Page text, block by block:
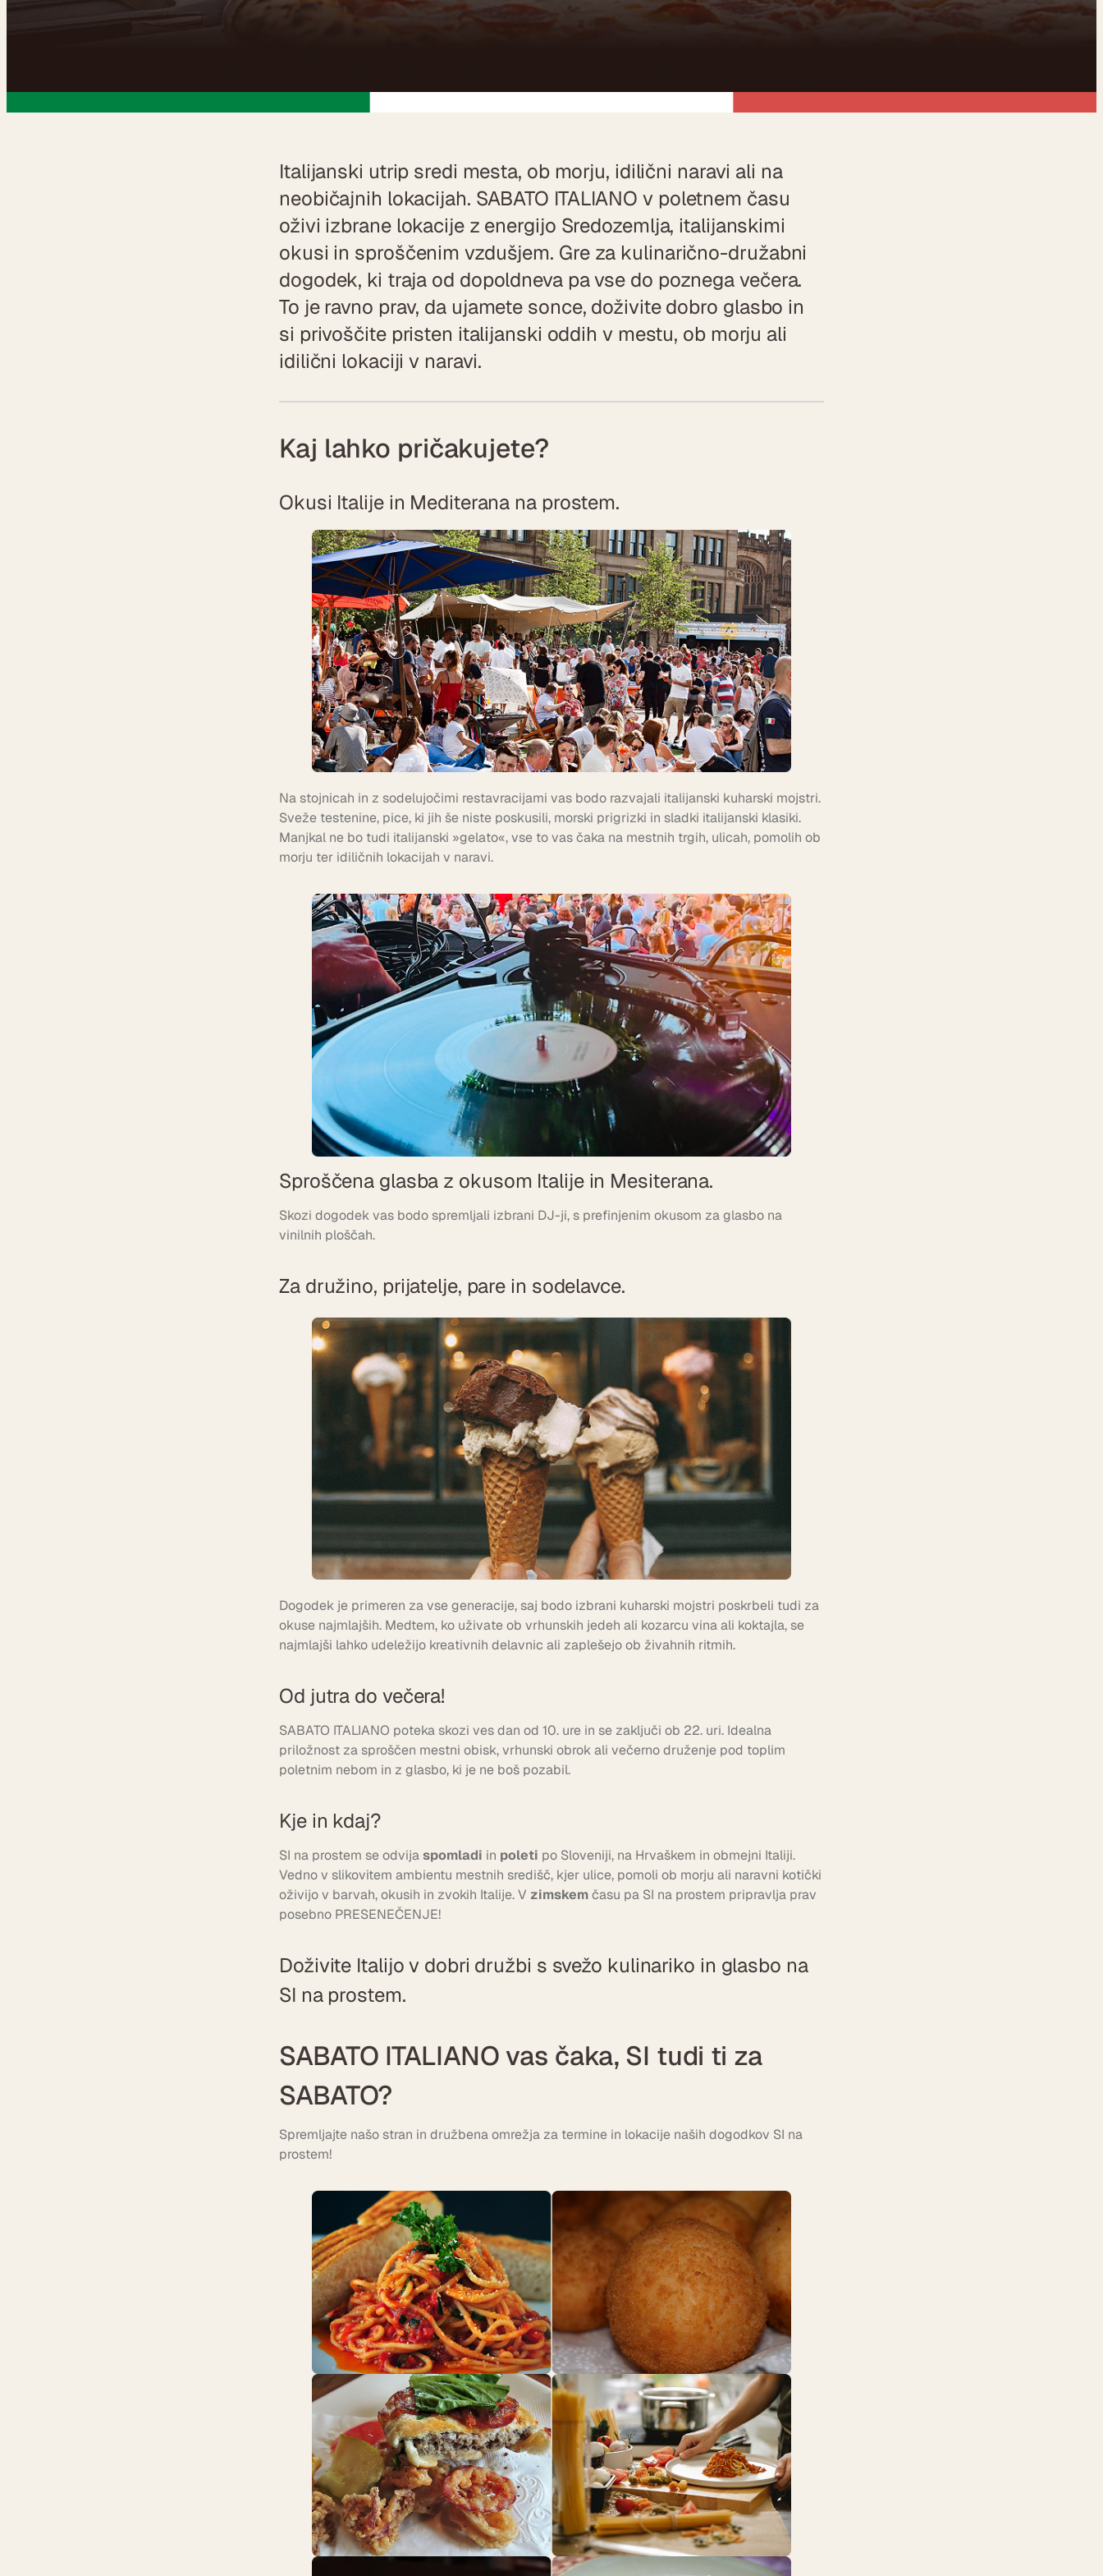
Italijanski utrip sredi mesta, ob morju, idilični naravi ali na
neobičajnih lokacijah. SABATO ITALIANO v poletnem času
oživi izbrane lokacije z energijo Sredozemlja, italijanskimi
okusi in sproščenim vzdušjem. Gre za kulinarično-družabni
dogodek, ki traja od dopoldneva pa vse do poznega večera.
To je ravno prav, da ujamete sonce, doživite dobro glasbo in
si privoščite pristen italijanski oddih v mestu, ob morju ali
idilični lokaciji v naravi.
Kaj lahko pričakujete?
Okusi Italije in Mediterana na prostem.
Na stojnicah in z sodelujočimi restavracijami vas bodo razvajali italijanski kuharski mojstri.
Sveže testenine, pice, ki jih še niste poskusili, morski prigrizki in sladki italijanski klasiki.
Manjkal ne bo tudi italijanski »gelato«, vse to vas čaka na mestnih trgih, ulicah, pomolih ob
morju ter idiličnih lokacijah v naravi.
Sproščena glasba z okusom Italije in Mesiterana.
Skozi dogodek vas bodo spremljali izbrani DJ-ji, s prefinjenim okusom za glasbo na
vinilnih ploščah.
Za družino, prijatelje, pare in sodelavce.
Dogodek je primeren za vse generacije, saj bodo izbrani kuharski mojstri poskrbeli tudi za
okuse najmlajših. Medtem, ko uživate ob vrhunskih jedeh ali kozarcu vina ali koktajla, se
najmlajši lahko udeležijo kreativnih delavnic ali zaplešejo ob živahnih ritmih.
Od jutra do večera!
SABATO ITALIANO poteka skozi ves dan od 10. ure in se zaključi ob 22. uri. Idealna
priložnost za sproščen mestni obisk, vrhunski obrok ali večerno druženje pod toplim
poletnim nebom in z glasbo, ki je ne boš pozabil.
Kje in kdaj?
SI na prostem se odvijaspomladi in poleti po Sloveniji, na Hrvaškem in obmejni Italiji.
Vedno v slikovitem ambientu mestnih središč, kjer ulice, pomoli ob morju ali naravni kotički
oživijo v barvah, okusih in zvokih Italije. V zimskemčasu pa SI na prostem pripravlja prav
posebno PRESENEČENJE!
Doživite Italijo v dobri družbi s svežo kulinariko in glasbo na
SI na prostem.
SABATO ITALIANO vas čaka, SI tudi ti za
SABATO?
Spremljajte našo stran in družbena omrežja za termine in lokacije naših dogodkov SI na
prostem!